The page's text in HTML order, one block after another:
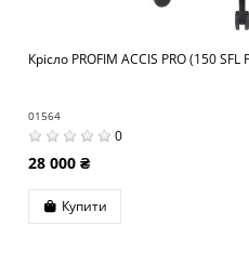
Крісло PROFIM ACCIS PRO (150
01564
0
28 000 ₴
Купити